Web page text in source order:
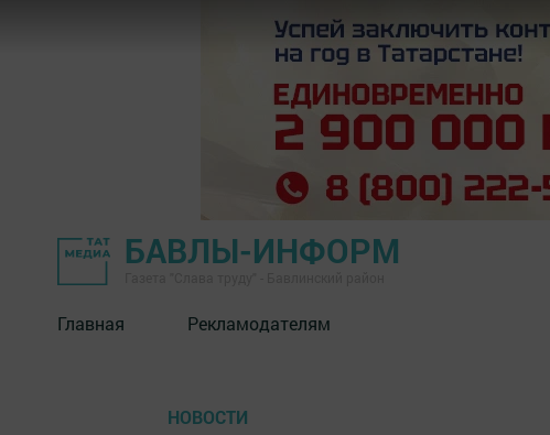
БАВЛЫ-ИНФОРМ
Главная Рекламодателям
НОВОСТИ